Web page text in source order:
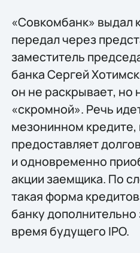
«Совкомбанк» выдал
передал через
заместитель
банка Сергей
он не раскрывает, но
«скромной». Речь
мезонинном кредите,
предоставляет
и одновременно
акции заемщика. По
такая форма
банку дополнительно
время будущего IPO.